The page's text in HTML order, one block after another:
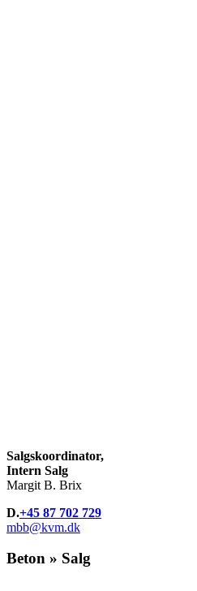
Salgskoordinator,
Intern Salg
Margit B. Brix
D.+45 87 702 729
mbb@kvm.dk
Beton » Salg